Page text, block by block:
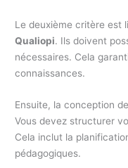
Le deuxième critère est
Qualiopi. Ils doivent
nécessaires. Cela
connaissances.
Ensuite, la conception
Vous devez structurer
Cela inclut la
pédagogiques.